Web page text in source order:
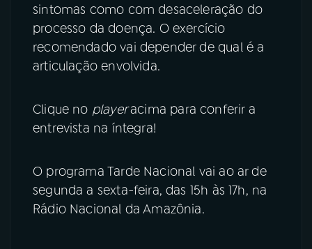
sintomas como com desaceleração do
processo da doença. O exercício
recomendado vai depender de qual é a
articulação envolvida.
Clique no playeracima para conferir a
entrevista na íntegra!
O programa Tarde Nacional vai ao ar de
segunda a sexta-feira, das 15h às 17h, na
Rádio Nacional da Amazônia.